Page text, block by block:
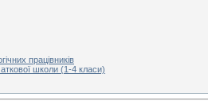
працівників
школи (1-4 класи)